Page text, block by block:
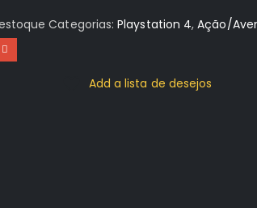
Categorias:Playstation 4,Ação/
Add a lista de desejos